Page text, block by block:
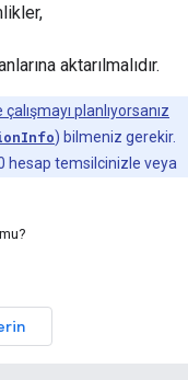
aktarılmalıdır.
planlıyorsanız
) bilmeniz gerekir.
hesap temsilcinizle veya